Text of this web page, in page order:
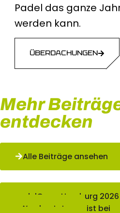
Padel das ganze
werden kann.
ÜBERDACHUNGEN
Mehr
entdecken
Alle Beiträge ansehen
PadelCopa Hamburg
Allesfürpadel ist bei
Was kostet